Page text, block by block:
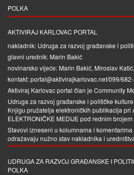
POLKA
AKTIVIRAJ KARLOVAC PORTAL
nakladnik: Udruga za razvoj građanske i
glavni urednik: Marin Bakić
novinarsko vijeće: Marin Bakić, Miroslav
kontakt: portal@aktivirajkarlovac.net/099/
Aktiviraj Karlovac portal član je Community
Udruga za razvoj građanske i političke
Knjigu pružatelja elektroničkih publikacija pri
ELEKTRONIČKE MEDIJEpod rednim brojem
Stavovi izneseni u kolumnama i
odražavaju nužno stav nakladnika i
UDRUGA ZA RAZVOJ GRAĐANSKE I
POLKA